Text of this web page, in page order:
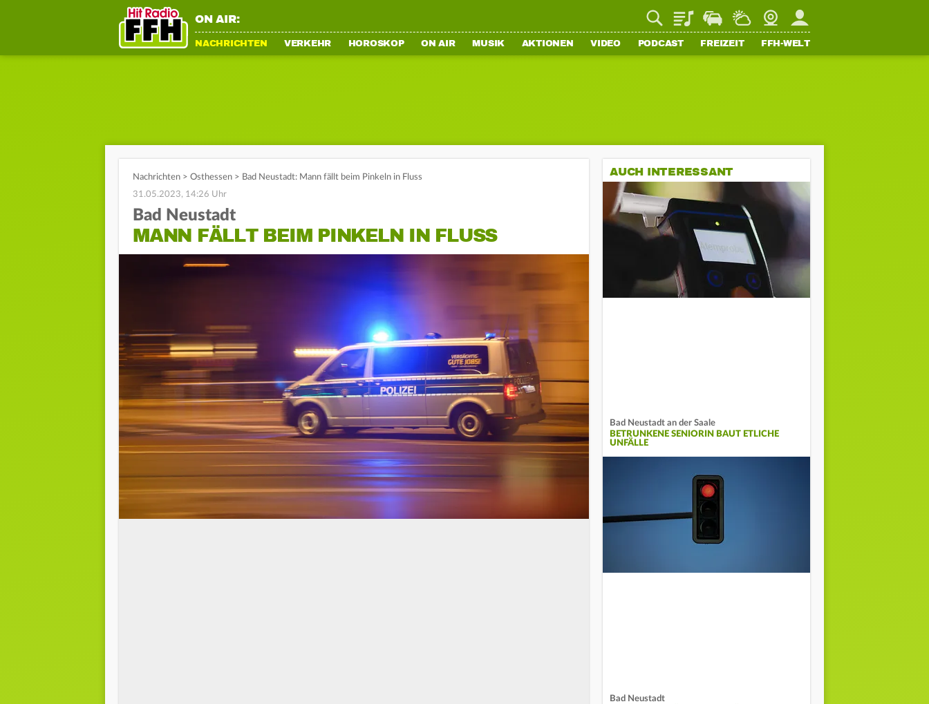
ON AIR: PlaylistStaupilotWetterWebcamMein FFH
NACHRICHTEN VERKEHR HOROSKOP ON AIR MUSIK AKTIONEN VIDEO PODCAST FREIZEIT FFH-WELT
Nachrichten > Osthessen > Bad Neustadt: Mann fällt beim Pinkeln in Fluss
31.05.2023, 14:26 Uhr
Bad Neustadt
MANN FÄLLT BEIM PINKELN IN FLUSS
AUCH INTERESSANT
Bad Neustadt an der Saale
BETRUNKENE SENIORIN BAUT ETLICHE
UNFÄLLE
Bad Neustadt